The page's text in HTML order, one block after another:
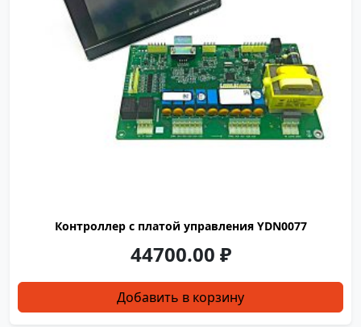
Контроллер с платой управления YDN0077
44700.00 ₽
Добавить в корзину